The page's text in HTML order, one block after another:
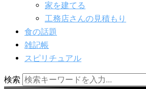
家を建てる
工務店さんの見積もり
食の話題
雑記帳
スピリチュアル
検索